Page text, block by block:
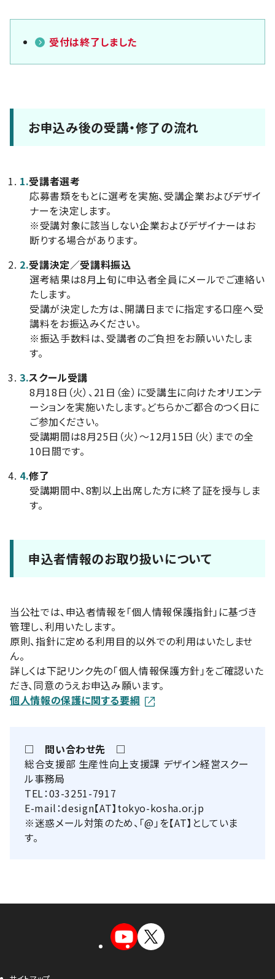
受付は終了しました
お申込み後の受講・修了の流れ
1.受講者選考
応募書類をもとに選考を実施、受講企業およびデザイ
ナーを決定します。
※受講対象に該当しない企業およびデザイナーはお
断りする場合があります。
2.受講決定／受講料振込
選考結果は8月上旬に申込者全員にメールでご連絡い
たします。
受講が決定した方は、開講日までに指定する口座へ受
講料をお振込みください。
※振込手数料は、受講者のご負担をお願いいたしま
す。
3.スクール受講
8月18日（火）、21日（金）に受講生に向けたオリエンテ
ーションを実施いたします。どちらかご都合のつく日に
ご参加ください。
受講期間は8月25日（火）～12月15日（火）までの全
10日間です。
4.修了
受講期間中、8割以上出席した方に終了証を授与しま
す。
申込者情報のお取り扱いについて
当公社では、申込者情報を「個人情報保護指針」に基づき
管理し、利用いたします。
原則、指針に定める利用目的以外での利用はいたしませ
ん。
詳しくは下記リンク先の「個人情報保護方針」をご確認いた
だき、同意のうえお申込み願います。
個人情報の保護に関する要綱
□ 問い合わせ先 □
総合支援部 生産性向上支援課 デザイン経営スクー
ル事務局
TEL：03-3251-7917
E-mail：design【AT】tokyo-kosha.or.jp
※迷惑メール対策のため、「@」を【AT】としていま
す。